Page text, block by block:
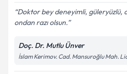
Doktor bey deneyimli, güleryüzlü,
ondan razı olsun.
Doç. Dr. Mutlu Ünver
İslam Kerimov. Cad. Mansuroğlu Mah.